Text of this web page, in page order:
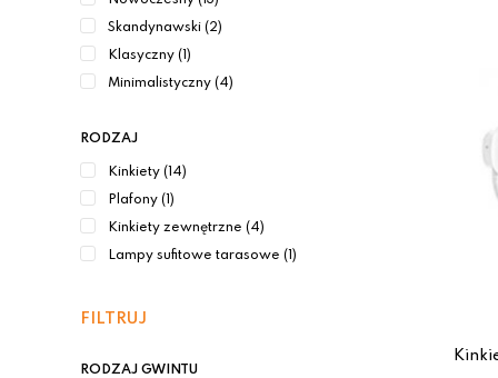
Skandynawski (2)
Klasyczny (1)
Minimalistyczny (4)
RODZAJ
Kinkiety (14)
Plafony (1)
Kinkiety zewnętrzne (4)
Lampy sufitowe tarasowe (1)
FILTRUJ
RODZAJ GWINTU